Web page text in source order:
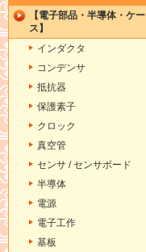
【電子部品・半導体・ケー
ス】
インダクタ
コンデンサ
抵抗器
保護素子
クロック
真空管
センサ / センサボード
半導体
電源
電子工作
基板